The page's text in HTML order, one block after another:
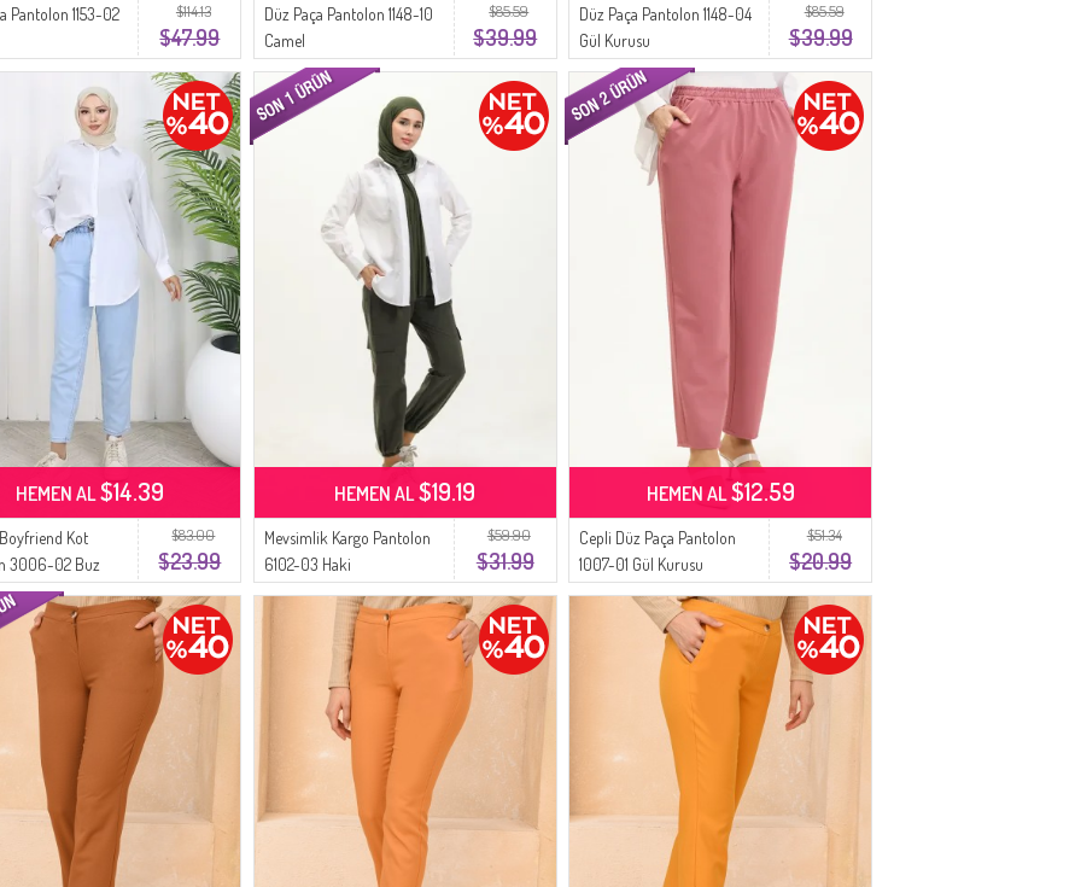
$114.13
$47.99
Pantolon 1153-02
$85.59
$39.99
Düz Paça Pantolon 1148-10
Camel
$85.59
$39.99
Düz Paça Pantolon 1148-04
Gül Kurusu
$83.00
$23.99
Kot
3006-02 Buz
HEMEN AL$14.39
$59.90
$31.99
Mevsimlik Kargo Pantolon
6102-03 Haki
HEMEN AL$19.19
$51.34
$20.99
Cepli Düz Paça Pantolon
1007-01 Gül Kurusu
HEMEN AL$12.59